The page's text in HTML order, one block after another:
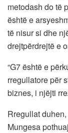
metodash do të
është e
të nisur si dhe
drejtpërdrejtë e
“G7 është e
rregullatore për
biznes, i njëjti
Rregullat
Mungesa